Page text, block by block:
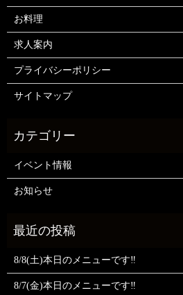
お料理
求人案内
プライバシーポリシー
サイトマップ
イベント情報
お知らせ
8/8(土)本日のメニューです‼️
8/7(金)本日のメニューです‼️